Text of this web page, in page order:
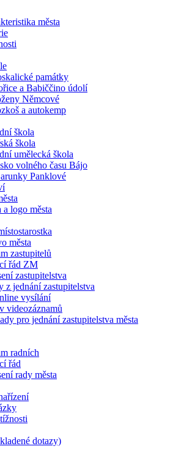
města
památky
a Babiččino údolí
Němcové
a autokemp
škola
škola
umělecká škola
volného času Bájo
Panklové
logo města
města
zastupitelů
řád ZM
zastupitelstva
z jednání zastupitelstva
vysílání
videozáznamů
pro jednání zastupitelstva města
radních
řád
rady města
dotazy)